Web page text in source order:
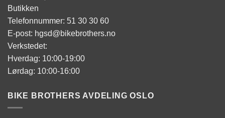
Butikken
Telefonnummer: 51 30 30 60
E-post: hgsd@bikebrothers.no
Verkstedet:
Hverdag: 10:00-19:00
Lørdag: 10:00-16:00
BIKE BROTHERS AVDELING OSLO